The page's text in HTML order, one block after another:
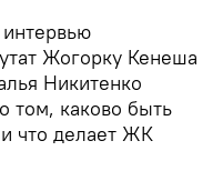
Жогорку Кенеша
Никитенко
том, каково быть
что делает ЖК